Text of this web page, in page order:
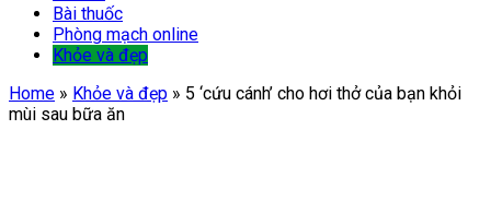
Bài thuốc
Phòng mạch online
Khỏe và đẹp
Home » Khỏe và đẹp » 5 ‘cứu cánh’ cho hơi thở của bạn khỏi
mùi sau bữa ăn